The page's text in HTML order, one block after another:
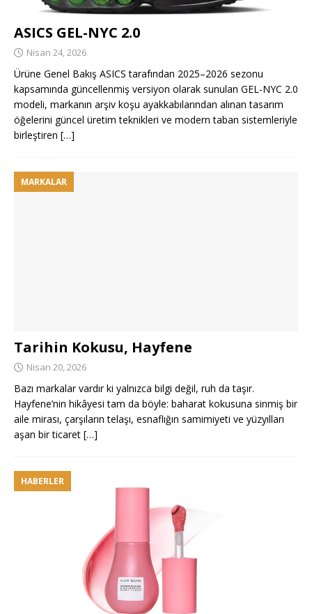
ASICS GEL-NYC 2.0
Nisan 24, 2026
Ürüne Genel Bakış ASICS tarafından 2025–2026 sezonu
kapsamında güncellenmiş versiyon olarak sunulan GEL-NYC 2.0
modeli, markanın arşiv koşu ayakkabılarından alınan tasarım
öğelerini güncel üretim teknikleri ve modern taban sistemleriyle
birleştiren […]
MARKALAR
Tarihin Kokusu, Hayfene
Nisan 20, 2026
Bazı markalar vardır ki yalnızca bilgi değil, ruh da taşır.
Hayfene’nin hikâyesi tam da böyle: baharat kokusuna sinmiş bir
aile mirası, çarşıların telaşı, esnaflığın samimiyeti ve yüzyılları
aşan bir ticaret […]
HABERLER